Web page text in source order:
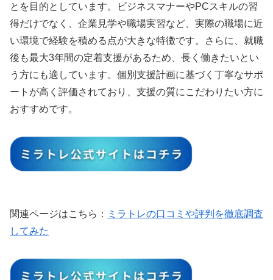
とを目的としています。ビジネスマナーやPCスキルの習
得だけでなく、企業見学や職場実習など、実際の職場に近
い環境で経験を積める点が大きな特徴です。さらに、就職
後も最大3年間の定着支援があるため、長く働きたいとい
う方にも適しています。個別支援計画に基づく丁寧なサポ
ートが高く評価されており、支援の質にこだわりたい方に
おすすめです。
関連ページはこちら：
ミラトレの口コミや評判を徹底調査
してみた